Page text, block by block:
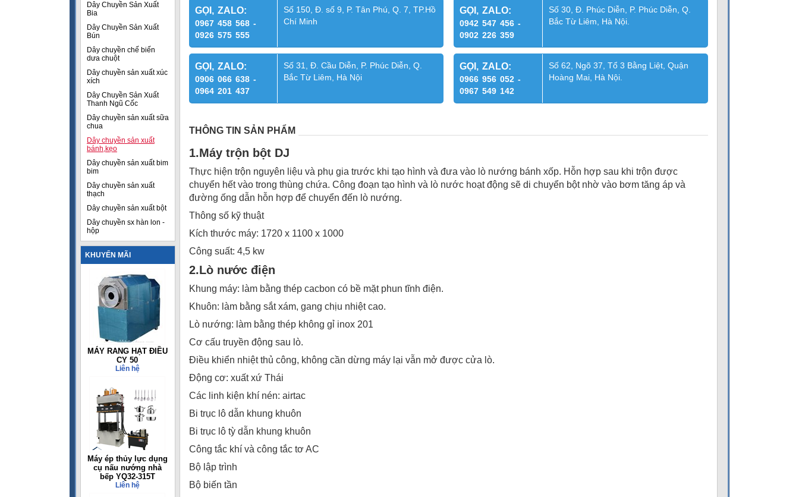
Dây Chuyền Sản Xuất
Bia
Dây Chuyền Sản Xuất
Bún
Dây chuyền chế biến
dưa chuột
Dây chuyền sản xuất xúc
xích
Dây Chuyền Sản Xuất
Thanh Ngũ Cốc
Dây chuyền sản xuất sữa
chua
Dây chuyền sản xuất
bánh,kẹo
Dây chuyền sản xuất bim
bim
Dây chuyền sản xuất
thạch
Dây chuyền sản xuất bột
Dây chuyền sx hàn lon -
hộp
KHUYẾN MÃI
MÁY RANG HẠT ĐIỀU
CY 50
Liên hệ
Máy ép thủy lực dụng
cụ nấu nướng nhà
bếp YQ32-315T
Liên hệ
GỌI, ZALO:
0967 458 568 -
0926 575 555
Số 150, Đ. số 9, P. Tân Phú, Q. 7, TP.Hồ
Chí Minh
GỌI, ZALO:
0942 547 456 -
0902 226 359
Số 30, Đ. Phúc Diễn, P. Phúc Diễn, Q.
Bắc Từ Liêm, Hà Nội.
GỌI, ZALO:
0906 066 638 -
0964 201 437
Số 31, Đ. Cầu Diễn, P. Phúc Diễn, Q.
Bắc Từ Liêm, Hà Nội
GỌI, ZALO:
0966 956 052 -
0967 549 142
Số 62, Ngõ 37, Tổ 3 Bằng Liệt, Quận
Hoàng Mai, Hà Nội.
THÔNG TIN SẢN PHẨM
1.Máy trộn bột DJ
Thực hiện trộn nguyên liệu và phụ gia trước khi tạo hình và đưa vào lò nướng bánh xốp. Hỗn hợp sau khi trộn được
chuyển hết vào trong thùng chứa. Công đoạn tạo hình và lò nước hoạt động sẽ di chuyển bột nhờ vào bơm tăng áp và
đường ống dẫn hỗn hợp để chuyển đến lò nướng.
Thông số kỹ thuật
Kích thước máy: 1720 x 1100 x 1000
Công suất: 4,5 kw
2.Lò nước điện
Khung máy: làm bằng thép cacbon có bề mặt phun tĩnh điện.
Khuôn: làm bằng sắt xám, gang chịu nhiệt cao.
Lò nướng: làm bằng thép không gỉ inox 201
Cơ cấu truyền động sau lò.
Điều khiển nhiệt thủ công, không cần dừng máy lại vẫn mở được cửa lò.
Động cơ: xuất xứ Thái
Các linh kiện khí nén: airtac
Bi trục lô dẫn khung khuôn
Bi trục lô tỳ dẫn khung khuôn
Công tắc khí và công tắc tơ AC
Bộ lập trình
Bộ biến tần